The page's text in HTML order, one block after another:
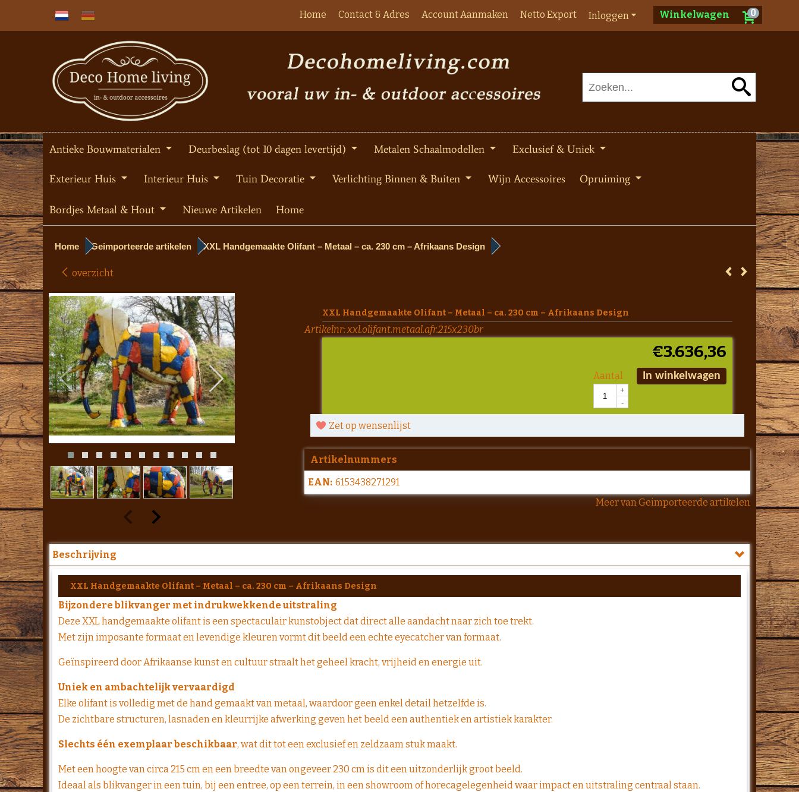
Winkelwagen 0
Inloggen
Home Contact & Adres Account Aanmaken Netto Export
Antieke Bouwmaterialen Deurbeslag (tot 10 dagen levertijd) Metalen Schaalmodellen Exclusief & Uniek
Exterieur Huis Interieur Huis Tuin Decoratie Verlichting Binnen & Buiten Wijn Accessoires Opruiming
Bordjes Metaal & Hout Nieuwe Artikelen Home
Home Geimporteerde artikelen XXL Handgemaakte Olifant – Metaal – ca. 230 cm – Afrikaans Design
overzicht
XXL Handgemaakte Olifant – Metaal – ca. 230 cm – Afrikaans Design
Artikelnr:xxl.olifant.metaal.afr.215x230br
€3.636,36
Aantal
+
-
In winkelwagen
Zet op wensenlijst
Artikelnummers
EAN: 6153438271291
Meer van Geimporteerde artikelen
Beschrijving
XXL Handgemaakte Olifant – Metaal – ca. 230 cm – Afrikaans Design
Bijzondere blikvanger met indrukwekkende uitstraling
Deze XXL handgemaakte olifant is een spectaculair kunstobject dat direct alle aandacht naar zich toe trekt.
Met zijn imposante formaat en levendige kleuren vormt dit beeld een echte eyecatcher van formaat.
Geïnspireerd door Afrikaanse kunst en cultuur straalt het geheel kracht, vrijheid en energie uit.
Uniek en ambachtelijk vervaardigd
Elke olifant is volledig met de hand gemaakt van metaal, waardoor geen enkel detail hetzelfde is.
De zichtbare structuren, lasnaden en kleurrijke afwerking geven het beeld een authentiek en artistiek karakter.
Slechts één exemplaar beschikbaar, wat dit tot een exclusief en zeldzaam stuk maakt.
Met een hoogte van circa 215 cm en een breedte van ongeveer 230 cm is dit een uitzonderlijk groot beeld.
Ideaal als blikvanger in een tuin, bij een entree, op een terrein, in een showroom of horecagelegenheid waar impact en uitstraling centraal staan.